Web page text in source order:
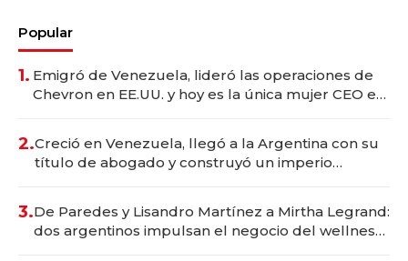
Popular
1. Emigró de Venezuela, lideró las operaciones de
Chevron en EE.UU. y hoy es la única mujer CEO en
2.Creció en Venezuela, llegó a la Argentina con su
título de abogado y construyó un imperio
3.De Paredes y Lisandro Martínez a Mirtha Legrand:
dos argentinos impulsan el negocio del wellness